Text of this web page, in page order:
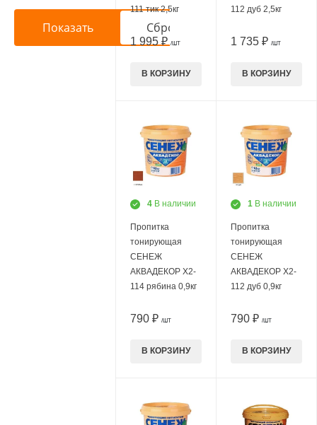
111 тик 2,5кг
1 995 ₽ /ШТ
В КОРЗИНУ
112 дуб 2,5кг
1 735 ₽ /ШТ
В КОРЗИНУ
4 В наличии
Пропитка
тонирующая
СЕНЕЖ
АКВАДЕКОР Х2-
114 рябина 0,9кг
790 ₽ /ШТ
В КОРЗИНУ
1 В наличии
Пропитка
тонирующая
СЕНЕЖ
АКВАДЕКОР Х2-
112 дуб 0,9кг
790 ₽ /ШТ
В КОРЗИНУ